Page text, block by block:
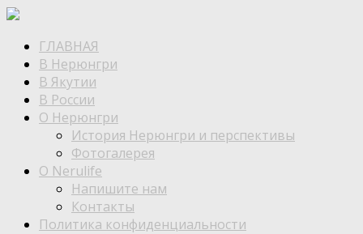
ГЛАВНАЯ
В Нерюнгри
В Якутии
В России
О Нерюнгри
История Нерюнгри и перспективы
Фотогалерея
О Nerulife
Напишите нам
Контакты
Политика конфиденциальности